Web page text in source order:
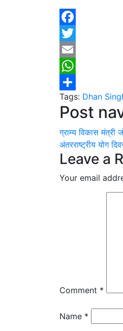
Facebook
Twitter
Email
WhatsApp
Share
Tags: Dhan
Post
ग्राम्य विकास मंत्री
अंतरराष्ट्रीय योग
Leave a
Your email
Comment *
Name *